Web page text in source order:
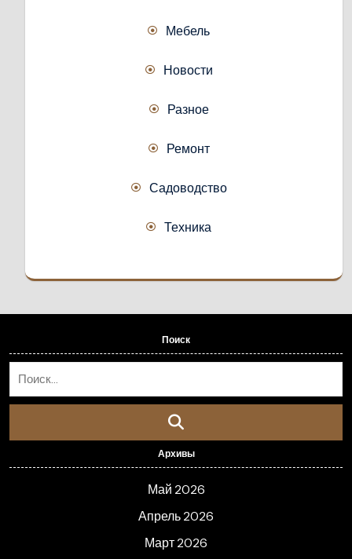
Мебель
Новости
Разное
Ремонт
Садоводство
Техника
Поиск
Архивы
Май 2026
Апрель 2026
Март 2026